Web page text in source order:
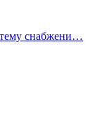
снабжени…